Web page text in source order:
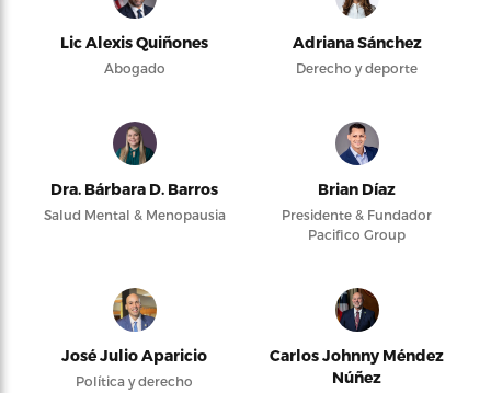
Lic Alexis Quiñones
Abogado
Adriana Sánchez
Derecho y deporte
Dra. Bárbara D. Barros
Salud Mental & Menopausia
Brian Díaz
Presidente & Fundador
Pacifico Group
José Julio Aparicio
Política y derecho
Carlos Johnny Méndez
Núñez